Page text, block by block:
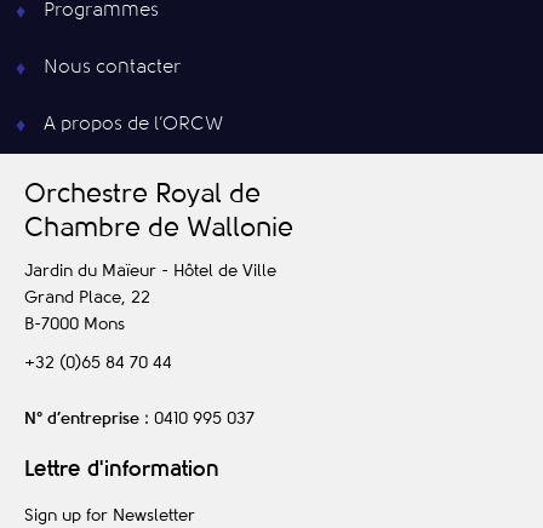
Programmes
Nous contacter
A propos de l’ORCW
Orchestre Royal de
Chambre de Wallonie
Jardin du Maïeur - Hôtel de Ville
Grand Place, 22
B-7000 Mons
+32 (0)65 84 70 44
N° d’entreprise : 0410 995 037
Lettre d'information
Sign up for Newsletter